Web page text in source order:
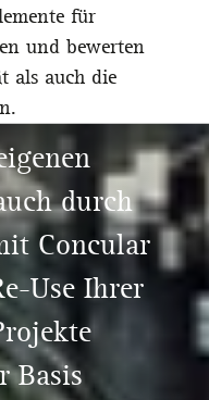
für
und bewerten
als auch die
durch
Concular
Ihrer
Basis